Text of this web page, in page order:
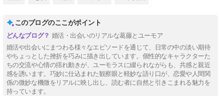
このブログのここがポイント
婚活・出会いのリアルな葛藤とユーモア
婚活や出会いにまつわる様々なエピソードを通じて、日常の中の淡い期待
やちょっとした挫折を巧みに描き出しています。個性的なキャラクターた
ちの交流や心情の揺れ動きが、ユーモラスに綴られながらも、共感と親近
感を誘います。巧妙に仕込まれた観察眼と軽妙な語り口が、恋愛や人間関
係の微妙な機微をリアルに映し出し、読む者に自然と引きこまれる魅力を
持っています。